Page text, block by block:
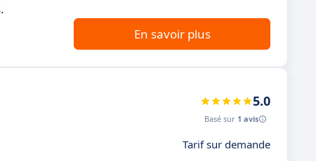
En savoir plus
5.0
Basé sur 1 avis
Tarif sur demande